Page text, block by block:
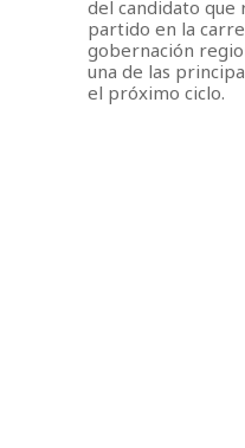
del candidato que
partido en la
gobernación
una de las
el próximo ciclo.